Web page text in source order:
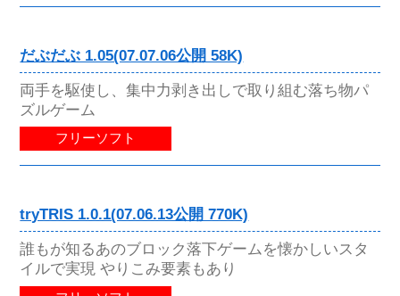
だぶだぶ 1.05(07.07.06公開 58K)
両手を駆使し、集中力剥き出しで取り組む落ち物パ
ズルゲーム
フリーソフト
tryTRIS 1.0.1(07.06.13公開 770K)
誰もが知るあのブロック落下ゲームを懐かしいスタ
イルで実現 やりこみ要素もあり